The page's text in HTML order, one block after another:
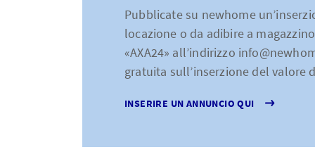
possono
proprietari
danni causati
stabili possono
Pubblicate su newhome
locazione o da adibire a
«AXA24» all’indirizzo
gratuita sull’inserzione del valore
INSERIRE UN ANNUNCIO QUI